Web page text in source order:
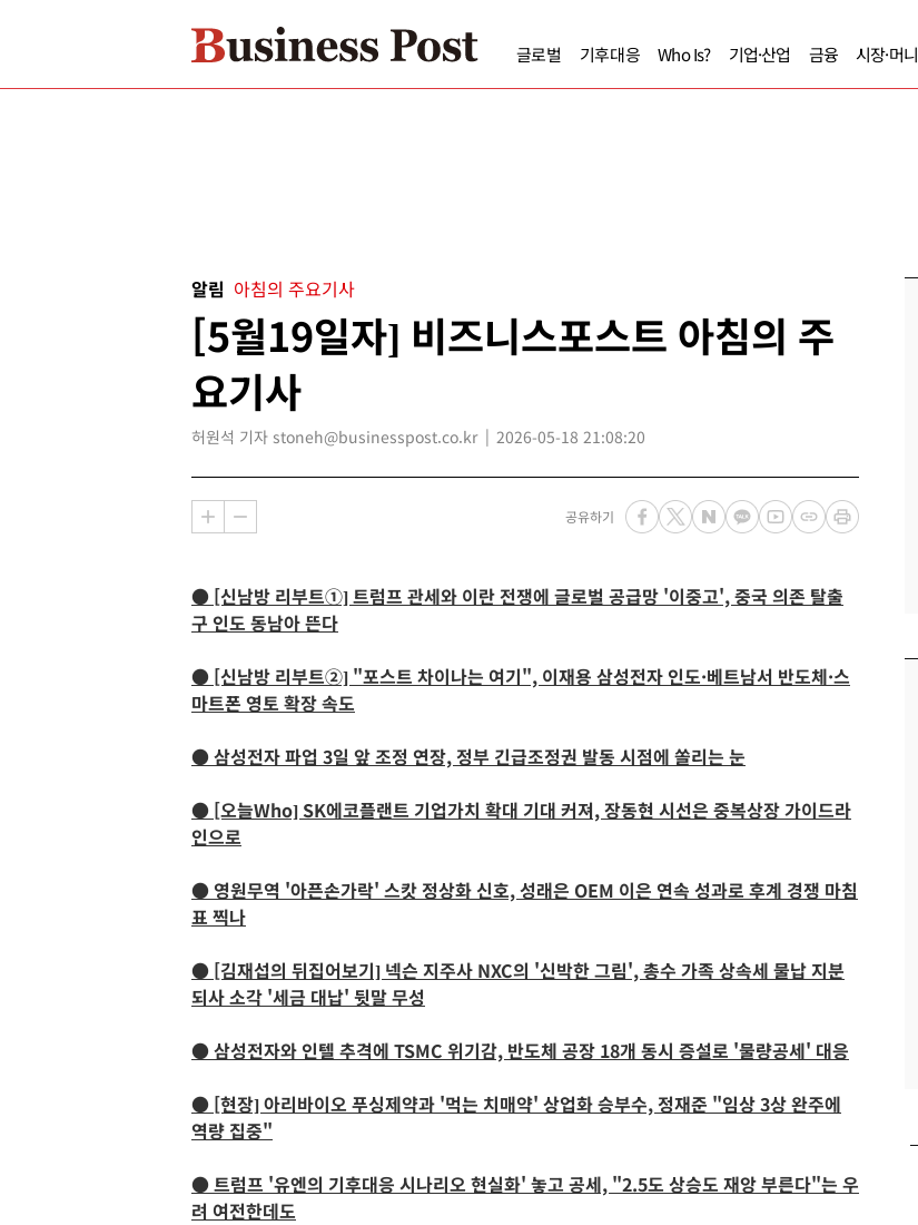
글로벌 기후대응 Who Is? 기업·산업 금융 시장·머니
알림 아침의 주요기사
[5월19일자] 비즈니스포스트 아침의 주
요기사
허원석 기자 stoneh@businesspost.co.kr 2026-05-18 21:08:20
공유하기
● [신남방 리부트①] 트럼프 관세와 이란 전쟁에 글로벌 공급망 '이중고', 중국 의존 탈출
구 인도 동남아 뜬다
● [신남방 리부트②] "포스트 차이나는 여기", 이재용 삼성전자 인도·베트남서 반도체·스
마트폰 영토 확장 속도
● 삼성전자 파업 3일 앞 조정 연장, 정부 긴급조정권 발동 시점에 쏠리는 눈
● [오늘Who] SK에코플랜트 기업가치 확대 기대 커져, 장동현 시선은 중복상장 가이드라
인으로
● 영원무역 '아픈손가락' 스캇 정상화 신호, 성래은 OEM 이은 연속 성과로 후계 경쟁 마침
표 찍나
● [김재섭의 뒤집어보기] 넥슨 지주사 NXC의 '신박한 그림', 총수 가족 상속세 물납 지분
되사 소각 '세금 대납' 뒷말 무성
● 삼성전자와 인텔 추격에 TSMC 위기감, 반도체 공장 18개 동시 증설로 '물량공세' 대응
● [현장] 아리바이오 푸싱제약과 '먹는 치매약' 상업화 승부수, 정재준 "임상 3상 완주에
역량 집중"
● 트럼프 '유엔의 기후대응 시나리오 현실화' 놓고 공세, "2.5도 상승도 재앙 부른다"는 우
려 여전한데도